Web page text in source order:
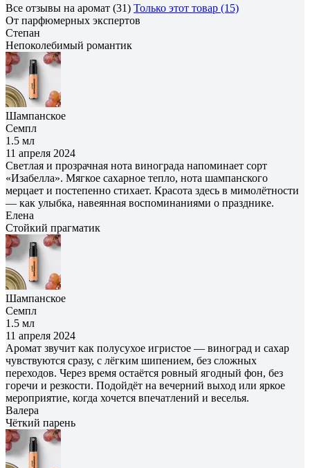
Все отзывы на аромат (31) Только этот товар (15)
От парфюмерных экспертов
Степан
Непоколебимый романтик
Шампанское
Семпл
1.5 мл
11 апреля 2024
Светлая и прозрачная нота винограда напоминает сорт
«Изабелла». Мягкое сахарное тепло, нота шампанского
мерцает и постепенно стихает. Красота здесь в мимолётности
— как улыбка, навеянная воспоминаниями о празднике.
Елена
Cтойкий прагматик
Шампанское
Семпл
1.5 мл
11 апреля 2024
Аромат звучит как полусухое игристое — виноград и сахар
чувствуются сразу, с лёгким шипением, без сложных
переходов. Через время остаётся ровный ягодный фон, без
горечи и резкости. Подойдёт на вечерний выход или яркое
мероприятие, когда хочется впечатлений и веселья.
Валера
Чёткий парень